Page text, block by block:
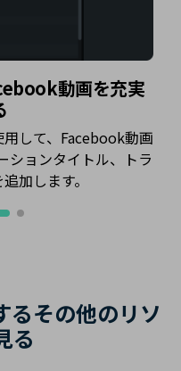
共有
Facebook に直接共有
その他のリソ
る